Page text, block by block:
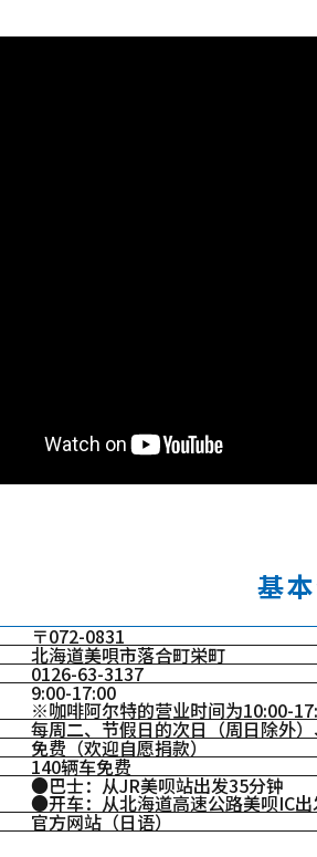
基
〒072-0831
北海道美唄市落合町栄町
0126-63-3137
9:00-17:00
※咖啡阿尔特的营业时间为10:00-
每周二、节假日的次日（周日除外
免费（欢迎自愿捐款）
140辆车免费
●巴士：从JR美呗站出发35分钟
●开车：从北海道高速公路美呗IC出
官方网站（日语）